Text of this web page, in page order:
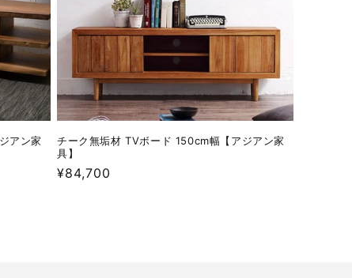
アン家
チーク無垢材 TVボード 150cm幅【アジアン家
具】
通
¥84,700